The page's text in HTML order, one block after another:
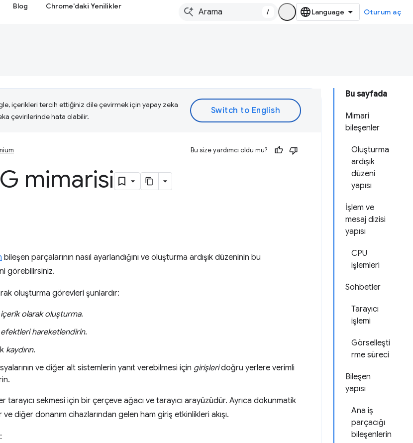
Blog Chrome'daki Yenilikler
/ Oturum aç
Bu sayfada
Mimari
bileşenler
Oluşturma
ardışık
düzeni
yapısı
İşlem ve
mesaj dizisi
yapısı
CPU
işlemleri
Sohbetler
Tarayıcı
işlemi
Görselleşti
rme süreci
Bileşen
yapısı
Ana iş
parçacığı
bileşenlerin
içerikleri tercih ettiğiniz dile çevirmek için yapay zeka
çevirilerinde hata olabilir.
Bu size yardımcı oldu mu?
mimarisi
bileşen parçalarının nasıl ayarlandığını ve oluşturma ardışık düzeninin bu
görebilirsiniz.
oluşturma görevleri şunlardır:
içerik olarak oluşturma.
hareketlendirin.
kaydırın.
ve diğer alt sistemlerin yanıt verebilmesi için girişleridoğru yerlere verimli
tarayıcı sekmesi için bir çerçeve ağacı ve tarayıcı arayüzüdür. Ayrıca dokunmatik
diğer donanım cihazlarından gelen ham giriş etkinlikleri akışı.